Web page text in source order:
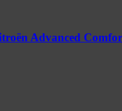
Advanced